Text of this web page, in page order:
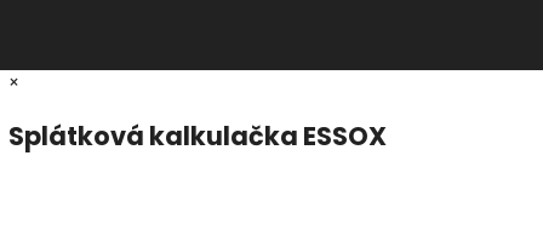
×
Splátková kalkulačka ESSOX